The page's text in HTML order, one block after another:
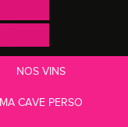
NOS VINS
MA CAVE PERSO